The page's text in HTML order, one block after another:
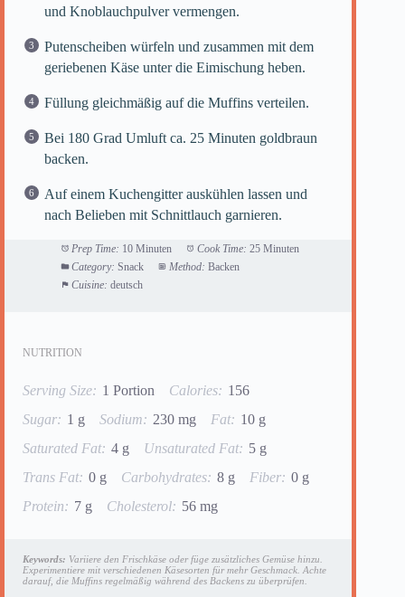
und Knoblauchpulver vermengen.
Putenscheiben würfeln und zusammen mit dem
geriebenen Käse unter die Eimischung heben.
Füllung gleichmäßig auf die Muffins verteilen.
Bei 180 Grad Umluft ca. 25 Minuten goldbraun
backen.
Auf einem Kuchengitter auskühlen lassen und
nach Belieben mit Schnittlauch garnieren.
Prep Time: 10 Minuten Cook Time: 25 Minuten
Category: Snack Method: Backen
Cuisine: deutsch
NUTRITION
Serving Size: 1 Portion Calories: 156
Sugar: 1 g Sodium: 230 mg Fat: 10 g
Saturated Fat: 4 g Unsaturated Fat: 5 g
Trans Fat: 0 g Carbohydrates: 8 g Fiber: 0 g
Protein: 7 g Cholesterol: 56 mg
Keywords: Variiere den Frischkäse oder füge zusätzliches Gemüse hinzu.
Experimentiere mit verschiedenen Käsesorten für mehr Geschmack. Achte
darauf, die Muffins regelmäßig während des Backens zu überprüfen.